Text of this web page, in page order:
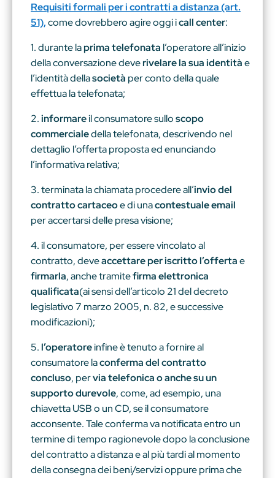
Requisiti formali per i contratti a distanza (art.
51),come dovrebbero agire oggi icall center:
1. durante laprima telefonata l’operatore all’inizio
della conversazione deverivelare la sua identitàe
l’identità dellasocietà per conto della quale
effettua la telefonata;
2.informareil consumatore sulloscopo
commercialedella telefonata, descrivendo nel
dettaglio l’offerta proposta ed enunciando
l’informativa relativa;
3. terminata la chiamata procedere all’invio del
contratto cartaceoe di unacontestuale email
per accertarsi delle presa visione;
4. il consumatore, per essere vincolato al
contratto, deveaccettare per iscritto l’offertae
firmarla, anche tramitefirma elettronica
qualificata(ai sensi dell’articolo 21 del decreto
legislativo 7 marzo 2005, n. 82, e successive
modificazioni);
5.l’operatoreinfine è tenuto a fornire al
consumatore laconferma del contratto
concluso, pervia telefonica o anche su un
supporto durevole, come, ad esempio, una
chiavetta USB o un CD, se il consumatore
acconsente. Tale conferma va notificata entro un
termine di tempo ragionevole dopo la conclusione
del contratto a distanza e al più tardi al momento
della consegna dei beni/servizi oppure prima che